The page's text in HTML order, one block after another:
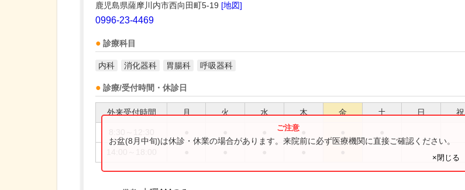
鹿児島県薩摩川内市西向田町5-19 [地図]
0996-23-4469
診療科目
内科 消化器科 胃腸科 呼吸器科
診療/受付時間・休診日
外来受付時間 月 火 水 木 金 土 日 祝
お盆(8月中旬)は休診・休業の場合があります。来院前に必ず医療機関に直接ご確認ください。
×閉じる